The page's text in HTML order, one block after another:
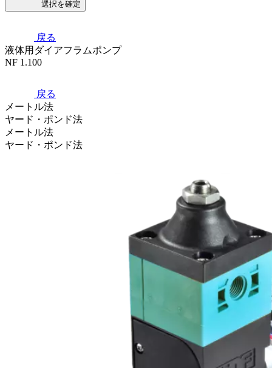
選択を確定
戻る
液体用ダイアフラムポンプ
NF 1.100
戻る
メートル法
ヤード・ポンド法
メートル法
ヤード・ポンド法